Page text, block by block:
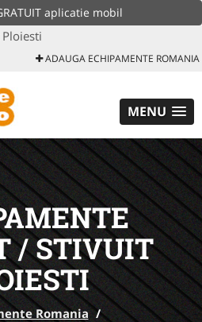
aplicatie mobil
ADAUGA ECHIPAMENTE ROMANIA
MENU
/ STIVUIT
Romania /